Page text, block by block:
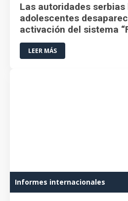
Las autoridades
adolescentes
activación del sistema
LEER MÁS
Informes internacionales